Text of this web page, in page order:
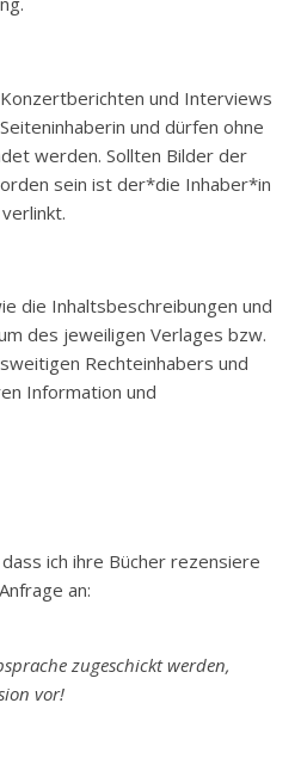
und Interviews
und dürfen ohne
werden. Sollten Bilder der
sein ist der*die Inhaber*in
die Inhaltsbeschreibungen und
des jeweiligen Verlages bzw.
Rechteinhabers und
Information und
ich ihre Bücher rezensiere
an:
zugeschickt werden,
vor!